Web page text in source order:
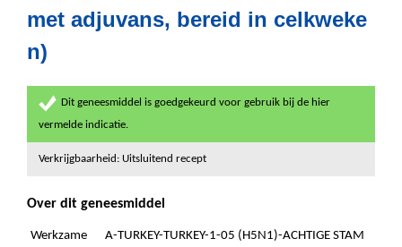
met adjuvans, bereid in celkweke
n)
Dit geneesmiddel is goedgekeurd voor gebruik bij de hier
vermelde indicatie.
Verkrijgbaarheid: Uitsluitend recept
Over dit geneesmiddel
Werkzame
A-TURKEY-TURKEY-1-05 (H5N1)-ACHTIGE STAM